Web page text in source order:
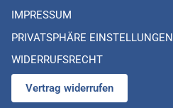
IMPRESSUM
PRIVATSPHÄRE EINSTELLUNGEN
WIDERRUFSRECHT
Vertrag widerrufen